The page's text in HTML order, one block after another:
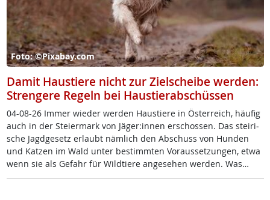
Foto: ©Pixabay.com
Damit Haustiere nicht zur Zielscheibe werden:
Strengere Regeln bei Haustierabschüssen
04-08-26 Im­mer wie­der wer­den Haus­tie­re in Ös­t­er­reich, häu­fig
auch in der Stei­er­mark von Jä­ger:in­nen er­schos­sen. Das stei­ri­
sche Jagd­ge­setz er­laubt näm­lich den Ab­schuss von Hun­den
und Kat­zen im Wald un­ter be­stimm­ten Vor­aus­set­zun­gen, et­wa
wenn sie als Ge­fahr für Wild­tie­re an­ge­se­hen wer­den. Was…